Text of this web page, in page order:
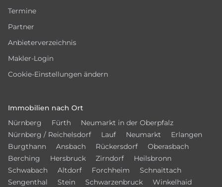
Termine
Partner
Anbieterverzeichnis
Makler-Login
Cookie-Einstellungen ändern
Immobilien nach Ort
Nürnberg
Fürth
Neumarkt in der Oberpfalz
Nürnberg / Reichelsdorf
Lauf Neumarkt
Erlangen
Burgthann
Ansbach Rückersdorf
Oberasbach
Berching
Hersbruck Zirndorf
Heilsbronn
Schwabach
Altdorf Forchheim
Schnaittach
Sengenthal
Stein Schwarzenbruck
Winkelhaid